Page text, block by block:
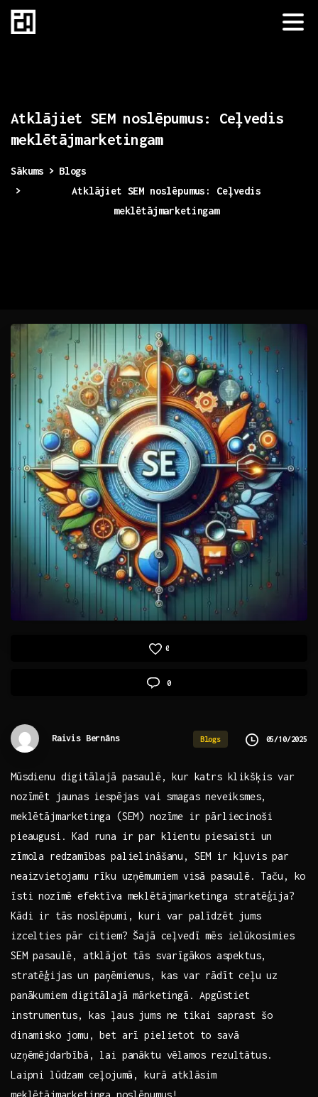
Atklājiet SEM noslēpumus:
Ceļvedis
meklētājmarketingam
Sākums
Blogs
Atklājiet SEM noslēpumus: Ceļvedis
meklētājmarketingam
0
0
Raivis Bernāns Blogs 05/10/2025
Mūsdienu digitālajā⁣ pasaulē, ‌kur katrs klikšķis ​var
nozīmēt ‍jaunas ⁢iespējas vai smagas ⁣neveiksmes,
meklētājmarketinga (SEM) nozīme‌ ir pārliecinoši
pieaugusi. Kad runa​ ir par klientu⁢ piesaisti un
zīmola redzamības palielināšanu, SEM ir kļuvis par
neaizvietojamu ⁤rīku uzņēmumiem⁤ visā pasaulē. Taču, ko
īsti nozīmē efektīva meklētājmarketinga ‌stratēģija?
Kādi ir tās noslēpumi, kuri var palīdzēt jums
izcelties pār ⁤citiem? Šajā ceļvedī mēs ielūkosimies ​
SEM pasaulē, atklājot ​tās⁣ svarīgākos ⁣aspektus,⁤
stratēģijas un paņēmienus, kas var ⁤rādīt ceļu‍ uz
panākumiem⁣ digitālajā ‌mārketingā. ⁣Apgūstiet
instrumentus, kas ļaus ‌jums ne tikai saprast šo ​
dinamisko jomu, bet arī pielietot to savā
uzņēmējdarbībā, lai panāktu​ vēlamos rezultātus.
Laipni lūdzam ⁢ceļojumā, kurā atklāsim